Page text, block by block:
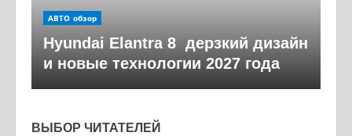
АВТО обзор
Hyundai Elantra 8 дерзкий дизайн
и новые технологии 2027 года
ВЫБОР ЧИТАТЕЛЕЙ